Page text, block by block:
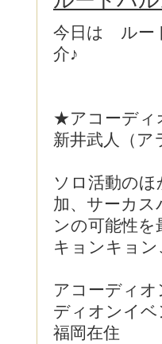
今日は ルー
介♪
★アコーデ
新井武人（
ソロ活動の
加、サーカ
ンの可能性を
キョンキョ
アコーディ
ディオンイベ
福岡在住